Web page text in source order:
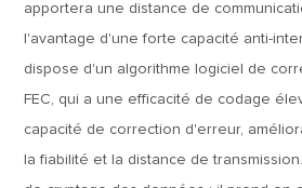
apportera une distance de
l'avantage d'une forte capacité anti-
dispose d'un algorithme logiciel de
FEC, qui a une efficacité de codage
capacité de correction d'erreur,
la fiabilité et la distance de